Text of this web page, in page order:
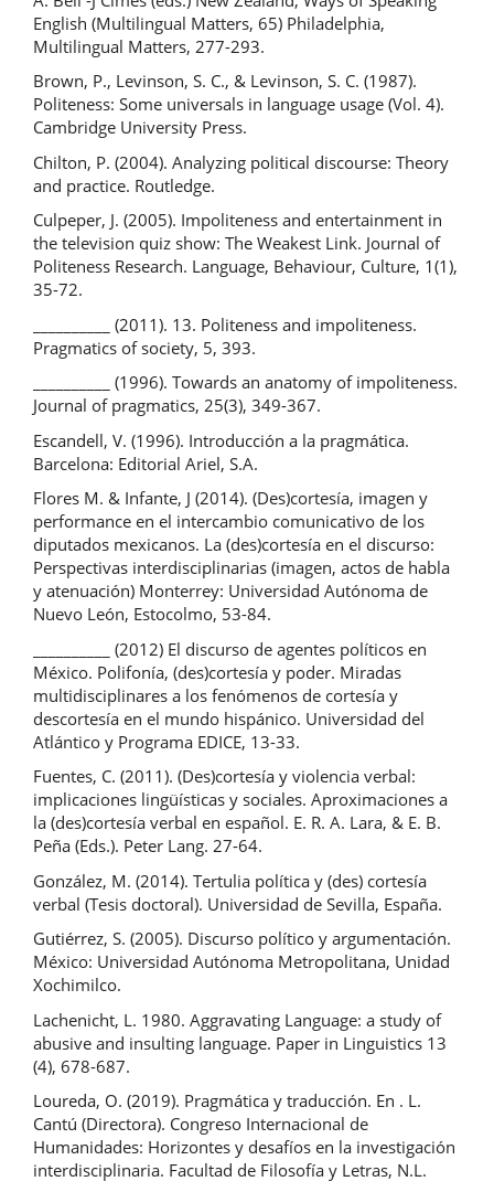
English (Multilingual Matters, 65) Philadelphia,
Multilingual Matters, 277-293.
Brown, P., Levinson, S. C., & Levinson, S. C. (1987).
Politeness: Some universals in language usage (Vol. 4).
Cambridge University Press.
Chilton, P. (2004). Analyzing political discourse: Theory
and practice. Routledge.
Culpeper, J. (2005). Impoliteness and entertainment in
the television quiz show: The Weakest Link. Journal of
Politeness Research. Language, Behaviour, Culture, 1(1),
35-72.
__________ (2011). 13. Politeness and impoliteness.
Pragmatics of society, 5, 393.
__________ (1996). Towards an anatomy of impoliteness.
Journal of pragmatics, 25(3), 349-367.
Escandell, V. (1996). Introducción a la pragmática.
Barcelona: Editorial Ariel, S.A.
Flores M. & Infante, J (2014). (Des)cortesía, imagen y
performance en el intercambio comunicativo de los
diputados mexicanos. La (des)cortesía en el discurso:
Perspectivas interdisciplinarias (imagen, actos de habla
y atenuación) Monterrey: Universidad Autónoma de
Nuevo León, Estocolmo, 53-84.
__________ (2012) El discurso de agentes políticos en
México. Polifonía, (des)cortesía y poder. Miradas
multidisciplinares a los fenómenos de cortesía y
descortesía en el mundo hispánico. Universidad del
Atlántico y Programa EDICE, 13-33.
Fuentes, C. (2011). (Des)cortesía y violencia verbal:
implicaciones lingüísticas y sociales. Aproximaciones a
la (des)cortesía verbal en español. E. R. A. Lara, & E. B.
Peña (Eds.). Peter Lang. 27-64.
González, M. (2014). Tertulia política y (des) cortesía
verbal (Tesis doctoral). Universidad de Sevilla, España.
Gutiérrez, S. (2005). Discurso político y argumentación.
México: Universidad Autónoma Metropolitana, Unidad
Xochimilco.
Lachenicht, L. 1980. Aggravating Language: a study of
abusive and insulting language. Paper in Linguistics 13
(4), 678-687.
Loureda, O. (2019). Pragmática y traducción. En . L.
Cantú (Directora). Congreso Internacional de
Humanidades: Horizontes y desafíos en la investigación
interdisciplinaria. Facultad de Filosofía y Letras, N.L.